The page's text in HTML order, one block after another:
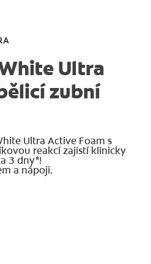
Ultra
zubní
Ultra Active Foam s
reakcí zajistí klinicky
3 dny*!
a nápoji.